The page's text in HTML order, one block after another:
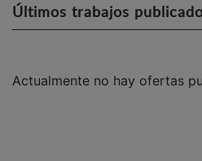
Últimos trabajos
Actualmente no hay ofertas